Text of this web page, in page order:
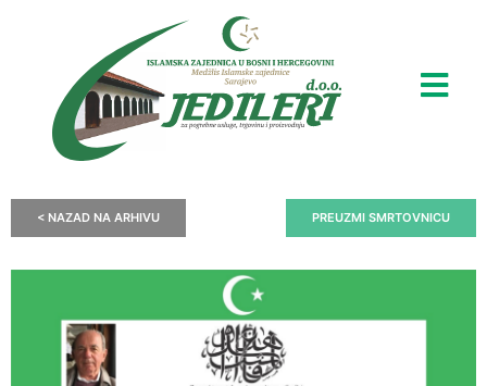
< NAZAD NA ARHIVU PREUZMI SMRTOVNICU